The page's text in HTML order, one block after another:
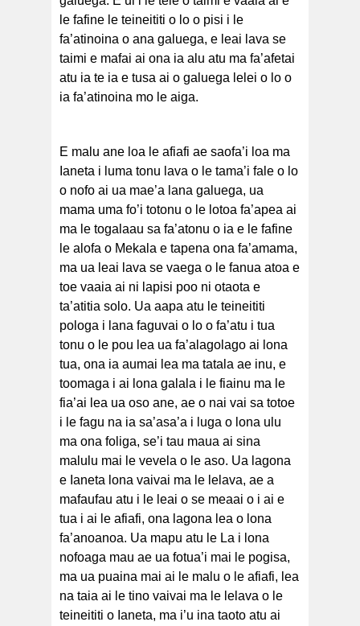
le fafine le teineititi o lo o pisi i le
fa’atinoina o ana galuega, e leai lava se
taimi e mafai ai ona ia alu atu ma fa’afetai
atu ia te ia e tusa ai o galuega lelei o lo o
ia fa’atinoina mo le aiga.
E malu ane loa le afiafi ae saofa’i loa ma
Ianeta i luma tonu lava o le tama’i fale o lo
o nofo ai ua mae’a lana galuega, ua
mama uma fo’i totonu o le lotoa fa’apea ai
ma le togalaau sa fa’atonu o ia e le fafine
le alofa o Mekala e tapena ona fa’amama,
ma ua leai lava se vaega o le fanua atoa e
toe vaaia ai ni lapisi poo ni otaota e
ta’atitia solo. Ua aapa atu le teineititi
pologa i lana faguvai o lo o fa’atu i tua
tonu o le pou lea ua fa’alagolago ai lona
tua, ona ia aumai lea ma tatala ae inu, e
toomaga i ai lona galala i le fiainu ma le
fia’ai lea ua oso ane, ae o nai vai sa totoe
i le fagu na ia sa’asa’a i luga o lona ulu
ma ona foliga, se’i tau maua ai sina
malulu mai le vevela o le aso. Ua lagona
e Ianeta lona vaivai ma le lelava, ae a
mafaufau atu i le leai o se meaai o i ai e
tua i ai le afiafi, ona lagona lea o lona
fa’anoanoa. Ua mapu atu le La i lona
nofoaga mau ae ua fotua’i mai le pogisa,
ma ua puaina mai ai le malu o le afiafi, lea
na taia ai le tino vaivai ma le lelava o le
teineititi o Ianeta, ma i’u ina taoto atu ai